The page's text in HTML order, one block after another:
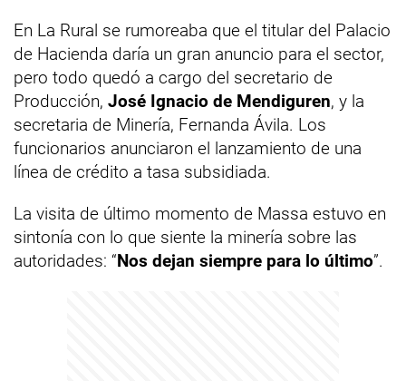
En La Rural se rumoreaba que el titular del Palacio
de Hacienda daría un gran anuncio para el sector,
pero todo quedó a cargo del secretario de
Producción, José Ignacio de Mendiguren, y la
secretaria de Minería, Fernanda Ávila. Los
funcionarios anunciaron el lanzamiento de una
línea de crédito a tasa subsidiada.
La visita de último momento de Massa estuvo en
sintonía con lo que siente la minería sobre las
autoridades: “Nos dejan siempre para lo último”.